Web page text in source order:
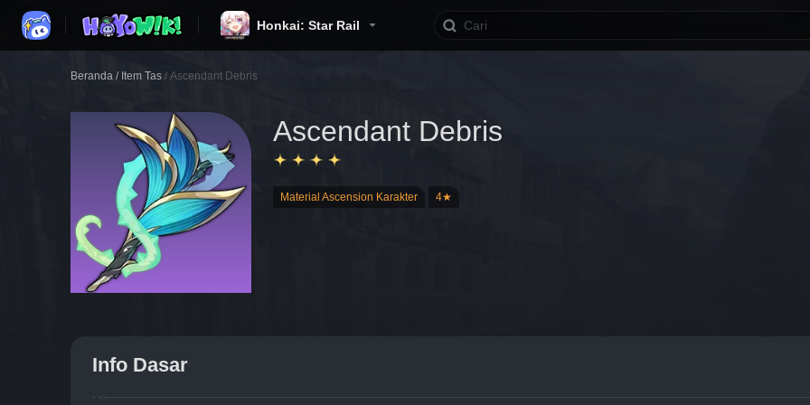
Honkai: Star Rail
Beranda / Item Tas / Ascendant Debris
Ascendant Debris
Material Ascension Karakter 4★
Info Dasar